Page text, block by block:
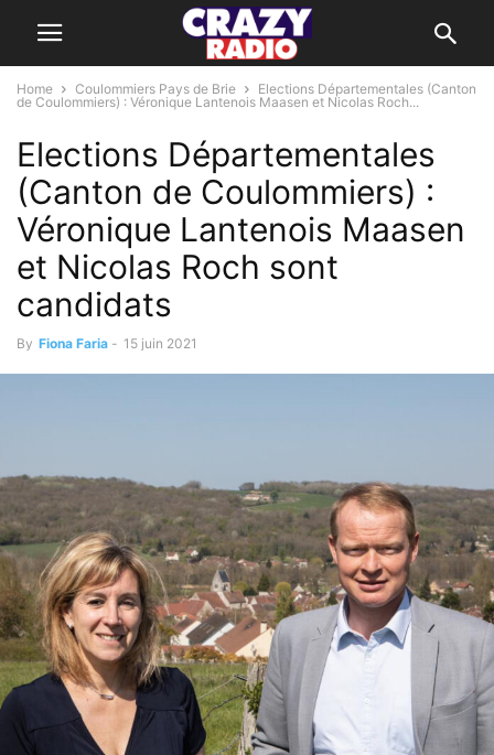
Home Coulommiers Pays de Brie
Elections Départementales (Canton
de Coulommiers) : Véronique Lantenois Maasen et Nicolas Roch...
Elections Départementales
(Canton de Coulommiers) :
Véronique Lantenois Maasen
et Nicolas Roch sont
candidats
By Fiona Faria - 15 juin 2021